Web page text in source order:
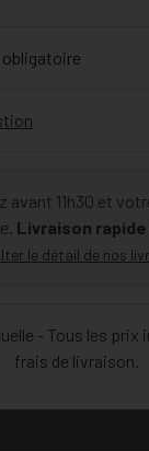
avant 11h30 et
Livraison
le détail de nos
- Tous les prix
frais de livraison.